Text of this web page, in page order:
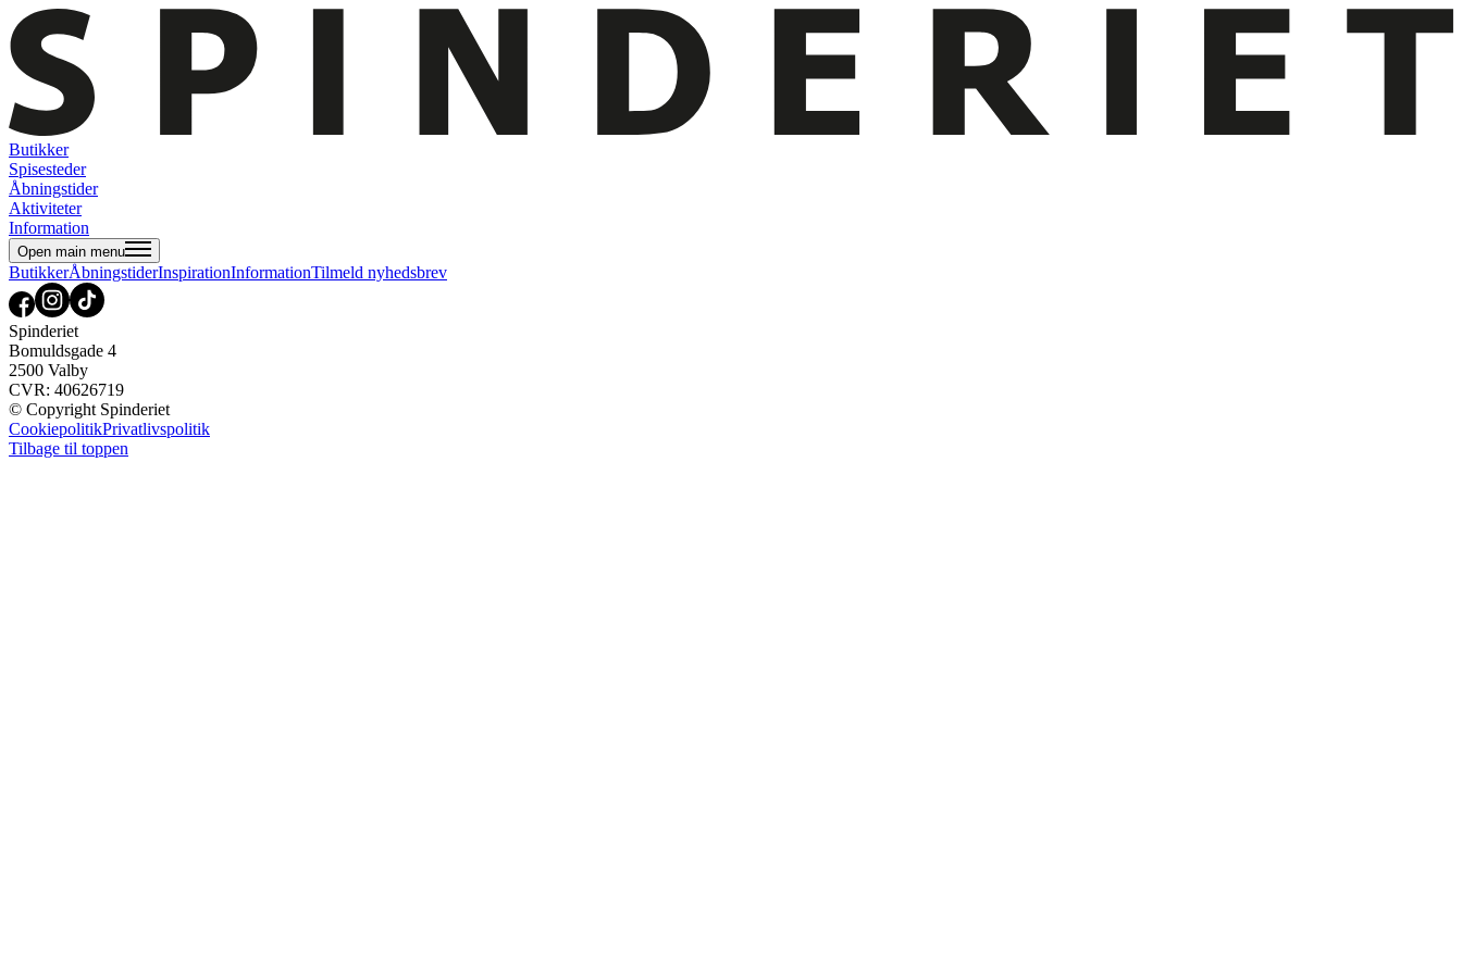
Butikker
Spisesteder
Åbningstider
Aktiviteter
Information
Open main menu
ButikkerÅbningstiderInspirationInformationTilmeld nyhedsbrev
Spinderiet
Bomuldsgade 4
2500 Valby
CVR: 40626719
© Copyright Spinderiet
CookiepolitikPrivatlivspolitik
Tilbage til toppen